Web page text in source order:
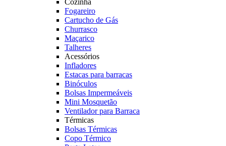
Cozinha
Fogareiro
Cartucho de Gás
Churrasco
Maçarico
Talheres
Acessórios
Infladores
Estacas para barracas
Binóculos
Bolsas Impermeáveis
Mini Mosquetão
Ventilador para Barraca
Térmicas
Bolsas Térmicas
Copo Térmico